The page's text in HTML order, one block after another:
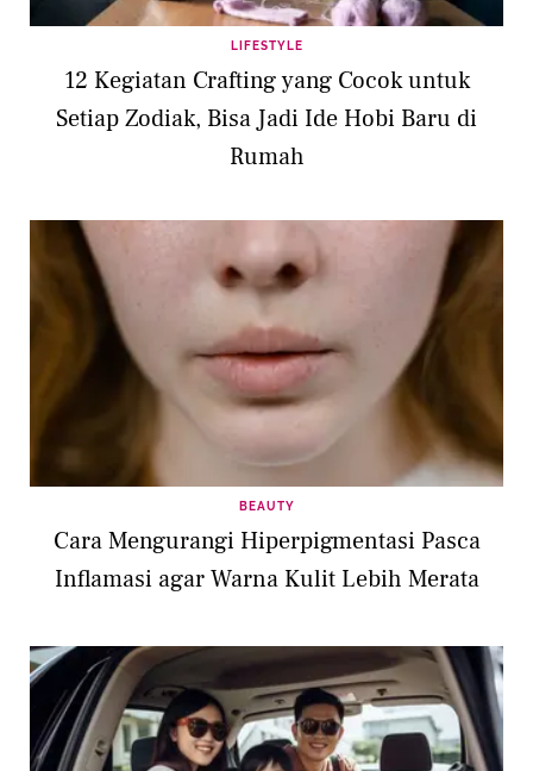
LIFESTYLE
12 Kegiatan Crafting yang Cocok untuk
Setiap Zodiak, Bisa Jadi Ide Hobi Baru di
Rumah
BEAUTY
Cara Mengurangi Hiperpigmentasi Pasca
Inflamasi agar Warna Kulit Lebih Merata